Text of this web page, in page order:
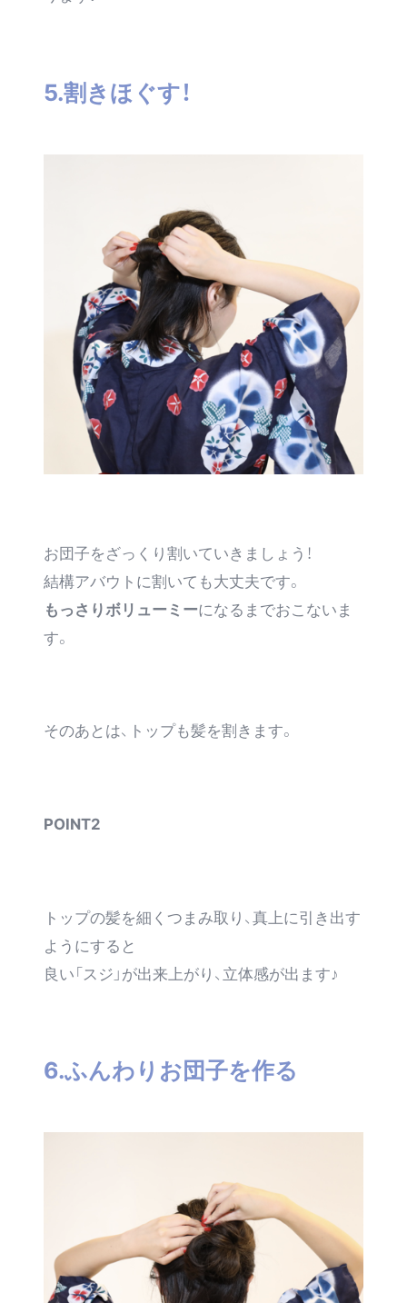
5.割きほぐす！
お団子をざっくり割いていきましょう！
結構アバウトに割いても大丈夫です。
もっさりボリューミーになるまでおこないま
す。
そのあとは、トップも髪を割きます。
POINT2
トップの髪を細くつまみ取り、真上に引き出す
ようにすると
良い「スジ」が出来上がり、立体感が出ます♪
6.ふんわりお団子を作る